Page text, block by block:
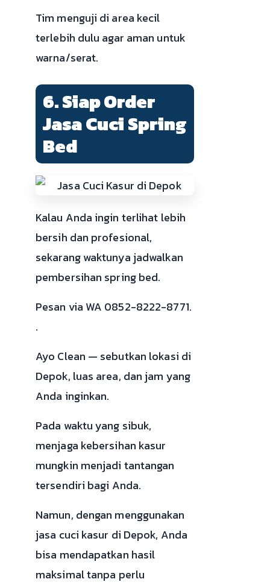
Tim menguji di area kecil
terlebih dulu agar aman untuk
warna/serat.
6. Siap Order
Jasa Cuci Spring
Bed
Kalau Anda ingin terlihat lebih
bersih dan profesional,
sekarang waktunya jadwalkan
pembersihan spring bed.
Pesan via WA 0852-8222-8771.
.
Ayo Clean — sebutkan lokasi di
Depok, luas area, dan jam yang
Anda inginkan.
Pada waktu yang sibuk,
menjaga kebersihan kasur
mungkin menjadi tantangan
tersendiri bagi Anda.
Namun, dengan menggunakan
jasa cuci kasur di Depok, Anda
bisa mendapatkan hasil
maksimal tanpa perlu